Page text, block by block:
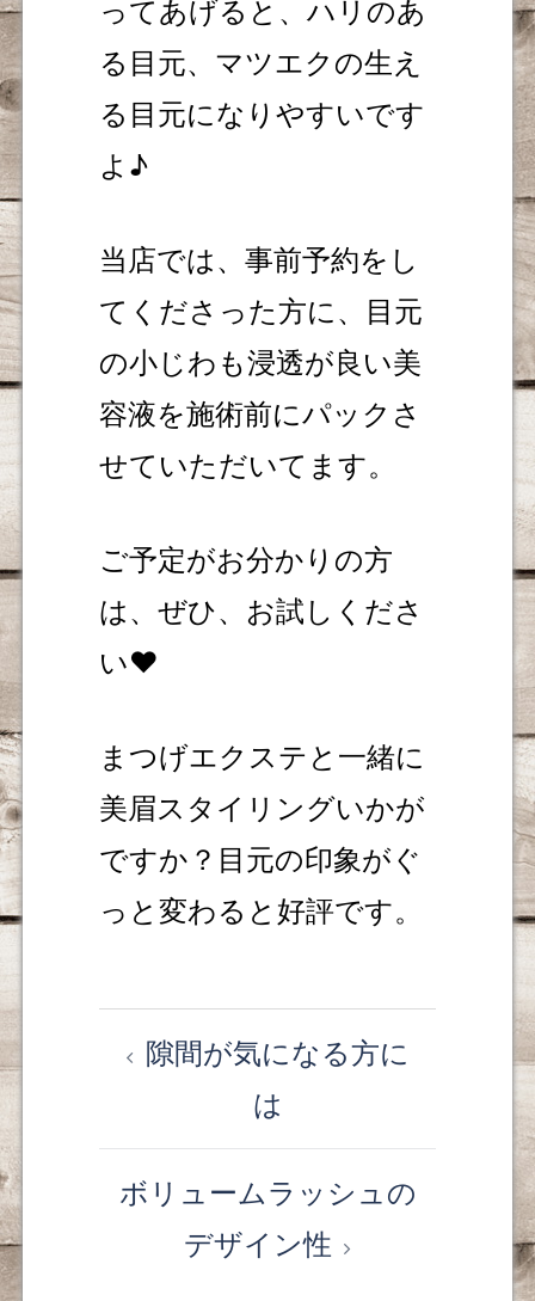
ってあげると、ハリのあ
る目元、マツエクの生え
る目元になりやすいです
よ♪
当店では、事前予約をし
てくださった方に、目元
の小じわも浸透が良い美
容液を施術前にパックさ
せていただいてます。
ご予定がお分かりの方
は、ぜひ、お試しくださ
い❤️
まつげエクステと一緒に
美眉スタイリングいかが
ですか？目元の印象がぐ
っと変わると好評です。
投
ナ
隙間が気になる方に
は
ボリュームラッシュの
デザイン性